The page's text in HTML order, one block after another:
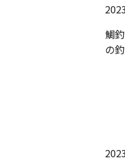
鯛
の